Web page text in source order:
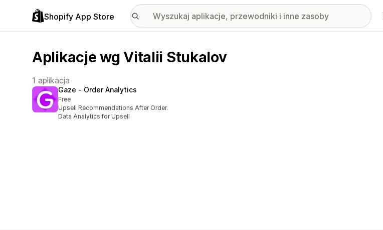
Shopify App Store
Aplikacje wg Vitalii Stukalov
1 aplikacja
Gaze ‑ Order Analytics
Free
Upsell Recommendations After Order.
Data Analytics for Upsell